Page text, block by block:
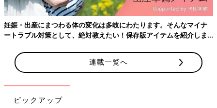
妊娠・出産にまつわる体の変化は多岐にわたります。そんなマイナ
ートラブル対策として、絶対教えたい！保存版アイテムを紹介しま
連載一覧へ
ピックアップ